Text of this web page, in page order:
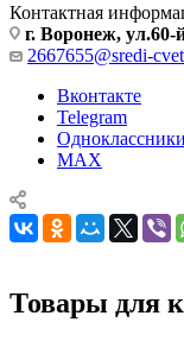
Контактная
г. Воронеж,
2667655@sredi-
Вконтакте
Telegram
Одноклассники
MAX
Товары для